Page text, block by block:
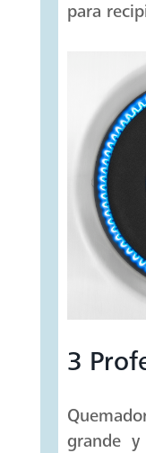
para
3
grande